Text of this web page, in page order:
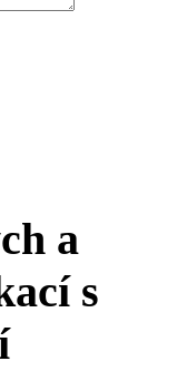
a
s